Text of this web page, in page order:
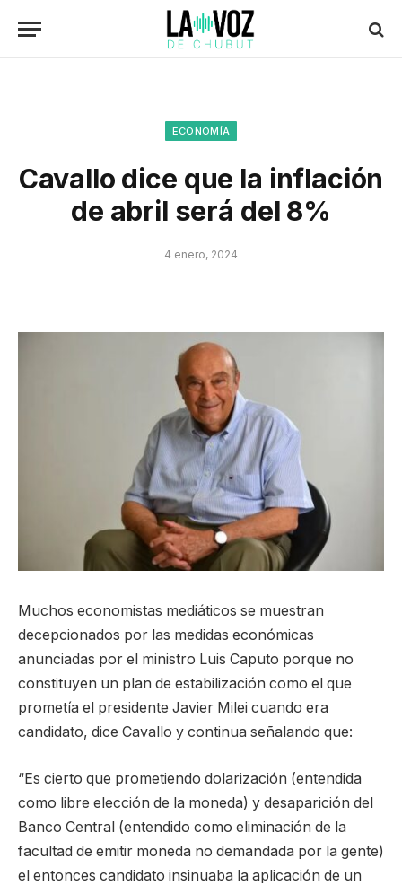
ECONOMÍA
Cavallo dice que la inflación
de abril será del 8%
4 enero, 2024
Muchos economistas mediáticos se muestran
decepcionados por las medidas económicas
anunciadas por el ministro Luis Caputo porque no
constituyen un plan de estabilización como el que
prometía el presidente Javier Milei cuando era
candidato, dice Cavallo y continua señalando que:
“Es cierto que prometiendo dolarización (entendida
como libre elección de la moneda) y desaparición del
Banco Central (entendido como eliminación de la
facultad de emitir moneda no demandada por la gente)
el entonces candidato insinuaba la aplicación de un